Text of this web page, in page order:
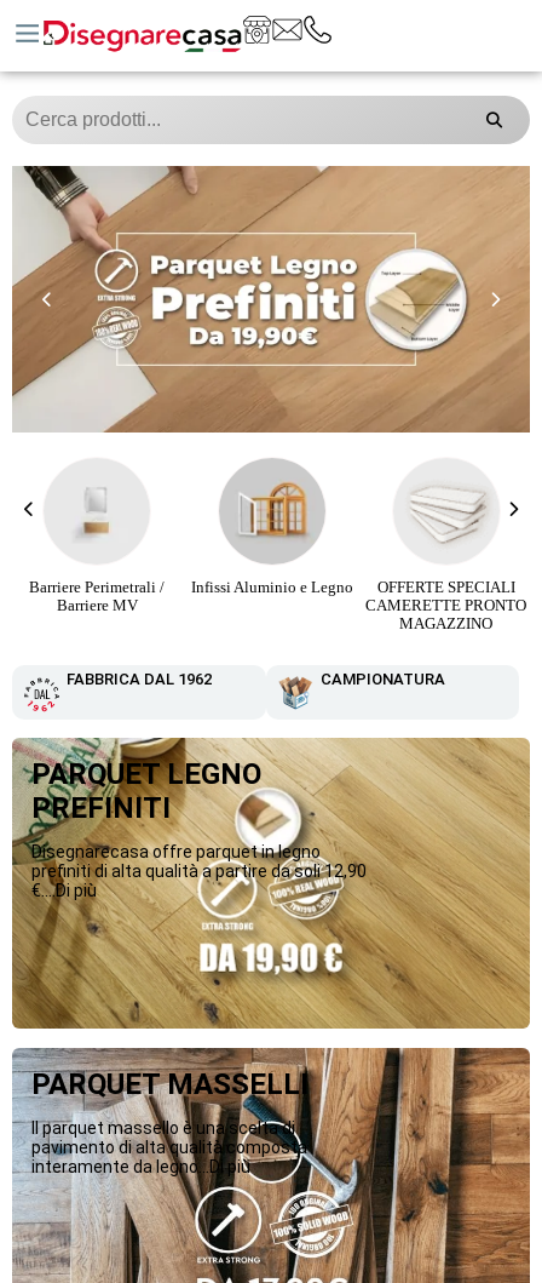
Barriere Perimetrali /
Barriere MV
Infissi Aluminio e Legno
OFFERTE SPECIALI
CAMERETTE PRONTO
MAGAZZINO
FABBRICA DAL 1962 CAMPIONATURA
PARQUET LEGNO
PREFINITI
Disegnarecasa offre parquet in legno
prefiniti di alta qualità a partire da soli 12,90
€....Di più
PARQUET MASSELLI
Il parquet massello è una scelta di
pavimento di alta qualità composta
interamente da legno...Di più